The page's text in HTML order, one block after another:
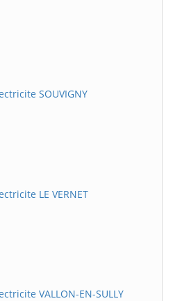
SOUVIGNY
LE VERNET
VALLON-EN-SULLY